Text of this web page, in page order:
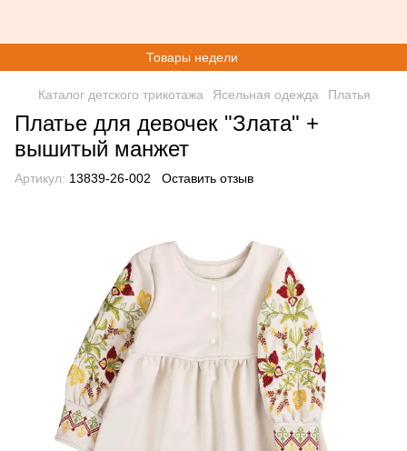
Товары недели
Каталог детского трикотажа Ясельная одежда Платья
Платье для девочек "Злата" +
вышитый манжет
Артикул: 13839-26-002 Оставить отзыв